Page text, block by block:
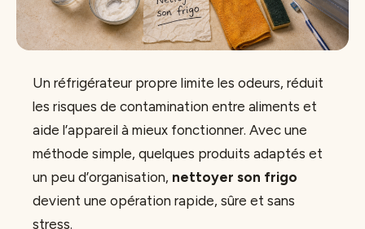
Un réfrigérateur propre limite les odeurs, réduit
les risques de contamination entre aliments et
aide l’appareil à mieux fonctionner. Avec une
méthode simple, quelques produits adaptés et
un peu d’organisation, nettoyer son frigo
devient une opération rapide, sûre et sans
stress.